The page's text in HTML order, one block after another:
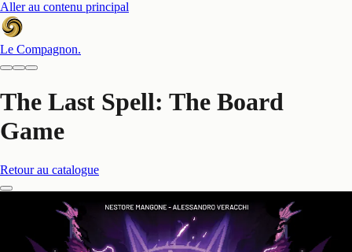
Aller au contenu principal
Le Compagnon.
The Last Spell: The Board
Game
Retour au catalogue